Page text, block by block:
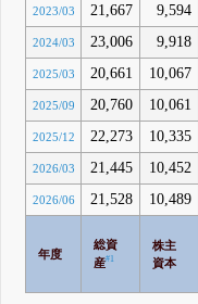
2023/03 21,667 9,594
2024/03 23,006 9,918
2025/03 20,661 10,067
2025/09 20,760 10,061
2025/12 22,273 10,335
2026/03 21,445 10,452
2026/06 21,528 10,489
年度
総資
産#1
株主
資本